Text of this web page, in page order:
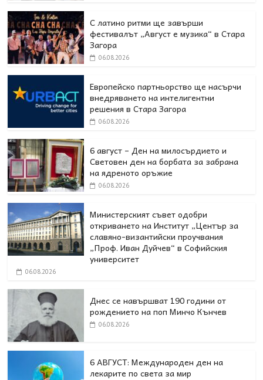
С латино ритми ще завърши
фестивалът „Август е музика“ в Стара
Загора
06.08.2026
Европейско партньорство ще насърчи
внедряването на интелигентни
решения в Стара Загора
06.08.2026
6 август – Ден на милосърдието и
Световен ден на борбата за забрана
на ядреното оръжие
06.08.2026
Министерският съвет одобри
откриването на Институт „Център за
славяно-византийски проучвания
„Проф. Иван Дуйчев“ в Софийския
университет
06.08.2026
Днес се навършват 190 години от
рождението на поп Минчо Кънчев
06.08.2026
6 АВГУСТ: Международен ден на
лекарите по света за мир